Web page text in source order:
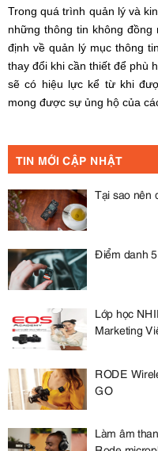
Trong quá trình quản lý và
những thông tin không
định về quản lý mục thông
thay đổi khi cần thiết để phù
sẽ có hiệu lực kể từ khi
mong được sự ủng hộ của
TIN MỚI CẬP NHẬT
Tại sao nên
Điểm danh
Lớp học
Marketing
RODE
GO
Làm âm